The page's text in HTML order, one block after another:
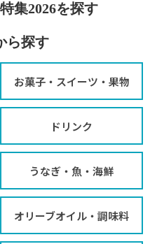
集2026を探す
ら探す
お菓子・スイーツ・果物
ドリンク
うなぎ・魚・海鮮
オリーブオイル・調味料